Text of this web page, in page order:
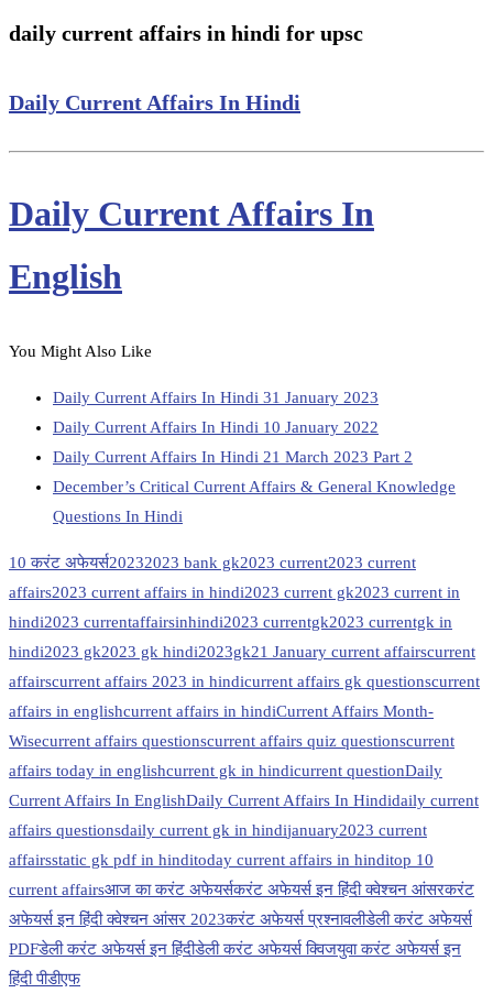
daily current affairs in hindi for upsc
Daily Current Affairs In Hindi
Daily Current Affairs In
English
You Might Also Like
Daily Current Affairs In Hindi 31 January 2023
Daily Current Affairs In Hindi 10 January 2022
Daily Current Affairs In Hindi 21 March 2023 Part 2
December’s Critical Current Affairs & General Knowledge
Questions In Hindi
10 करंट अफेयर्स20232023 bank gk2023 current2023 current
affairs2023 current affairs in hindi2023 current gk2023 current in
hindi2023 currentaffairsinhindi2023 currentgk2023 currentgk in
hindi2023 gk2023 gk hindi2023gk21 January current affairscurrent
affairscurrent affairs 2023 in hindicurrent affairs gk questionscurrent
affairs in englishcurrent affairs in hindiCurrent Affairs Month-
Wisecurrent affairs questionscurrent affairs quiz questionscurrent
affairs today in englishcurrent gk in hindicurrent questionDaily
Current Affairs In EnglishDaily Current Affairs In Hindidaily current
affairs questionsdaily current gk in hindijanuary2023 current
affairsstatic gk pdf in hinditoday current affairs in hinditop 10
current affairsआज का करंट अफेयर्सकरंट अफेयर्स इन हिंदी क्वेश्चन आंसरकरंट
अफेयर्स इन हिंदी क्वेश्चन आंसर 2023करंट अफेयर्स प्रश्नावलीडेली करंट अफेयर्स
PDFडेली करंट अफेयर्स इन हिंदीडेली करंट अफेयर्स क्विजयुवा करंट अफेयर्स इन
हिंदी पीडीएफ